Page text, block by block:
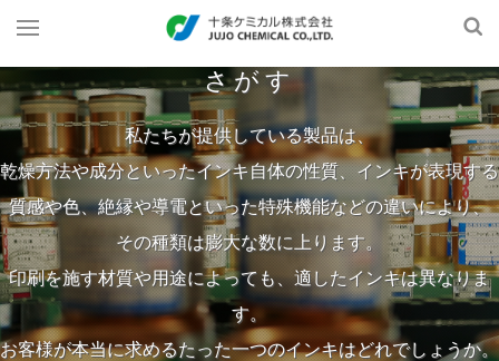
さがす
私たちが提供している製品は、
乾燥方法や成分といったインキ自体の性質、インキが表現する
質感や色、絶縁や導電といった特殊機能などの違いにより、
その種類は膨大な数に上ります。
印刷を施す材質や用途によっても、適したインキは異なりま
す。
お客様が本当に求めるたった一つのインキはどれでしょうか。